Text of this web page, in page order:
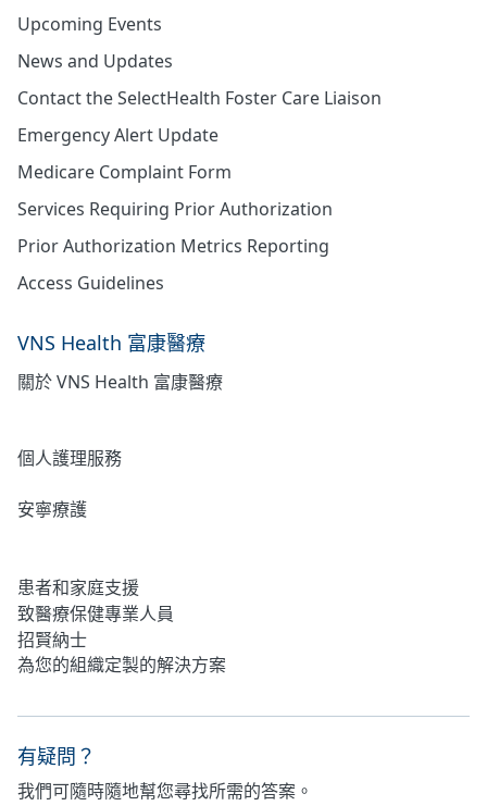
Upcoming Events
News and Updates
Contact the SelectHealth Foster Care Liaison
Emergency Alert Update
Medicare Complaint Form
Services Requiring Prior Authorization
Prior Authorization Metrics Reporting
Access Guidelines
VNS Health 富康醫療
關於 VNS Health 富康醫療
個人護理服務
安寧療護
患者和家庭支援
致醫療保健專業人員
招賢納士
為您的組織定製的解決方案
有疑問？
我們可隨時隨地幫您尋找所需的答案。